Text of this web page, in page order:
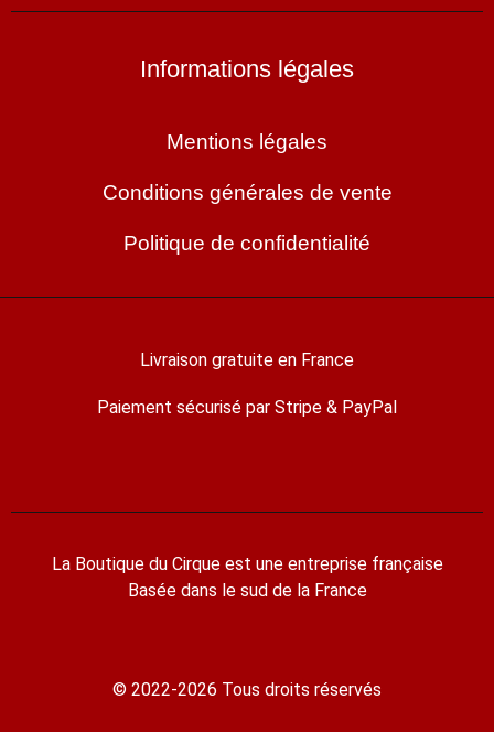
Informations légales
Mentions légales
Conditions générales de vente
Politique de confidentialité
Livraison gratuite en France
Paiement sécurisé par Stripe & PayPal
La Boutique du Cirque est une entreprise française
Basée dans le sud de la France
© 2022-2026 Tous droits réservés